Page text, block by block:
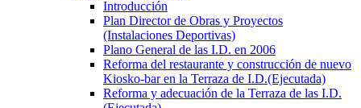
Introducción
Plan Director de Obras y Proyectos
(Instalaciones Deportivas)
Plano General de las I.D. en 2006
Reforma del restaurante y construcción de nuevo
Kiosko-bar en la Terraza de I.D.(Ejecutada)
Reforma y adecuación de la Terraza de las I.D.